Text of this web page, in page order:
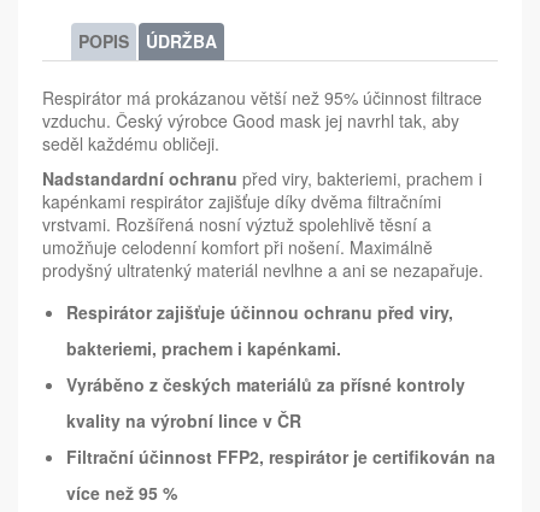
POPIS ÚDRŽBA
Respirátor má prokázanou větší než 95% účinnost filtrace
vzduchu. Český výrobce Good mask jej navrhl tak, aby
seděl každému obličeji.
Nadstandardní ochranu před viry, bakteriemi, prachem i
kapénkami respirátor zajišťuje díky dvěma filtračními
vrstvami. Rozšířená nosní výztuž spolehlivě těsní a
umožňuje celodenní komfort při nošení. Maximálně
prodyšný ultratenký materiál nevlhne a ani se nezapařuje.
Respirátor zajišťuje účinnou ochranu před viry,
bakteriemi, prachem i kapénkami.
Vyráběno z českých materiálů za přísné kontroly
kvality na výrobní lince v ČR
Filtrační účinnost FFP2, respirátor je certifikován na
více než 95 %